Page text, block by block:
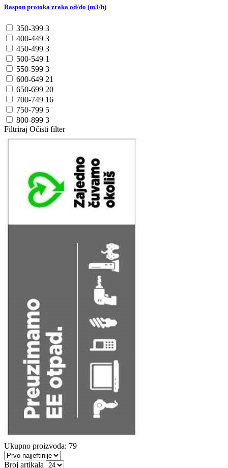
Raspon protoka zraka od/do (m3/h)
350-399 3
400-449 3
450-499 3
500-549 1
550-599 3
600-649 21
650-699 20
700-749 16
750-799 5
800-899 3
Filtriraj Očisti filter
Ukupno proizvoda: 79
Broj artikala